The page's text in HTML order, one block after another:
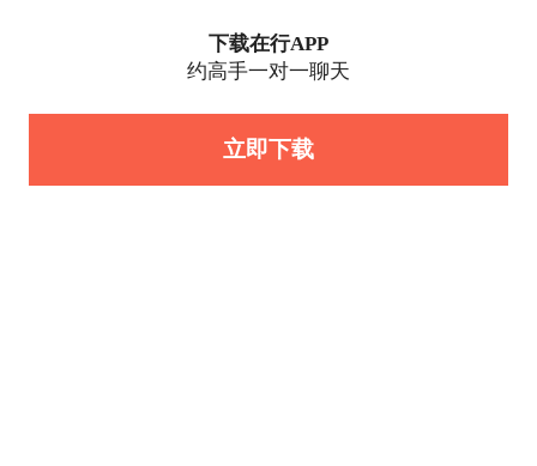
下载在行APP
约高手一对一聊天
立即下载